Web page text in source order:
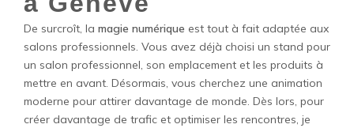
De surcroît, la magie numérique est tout à fait adaptée aux
salons professionnels. Vous avez déjà choisi un stand pour
un salon professionnel, son emplacement et les produits à
mettre en avant. Désormais, vous cherchez une animation
moderne pour attirer davantage de monde. Dès lors, pour
créer davantage de trafic et optimiser les rencontres, je